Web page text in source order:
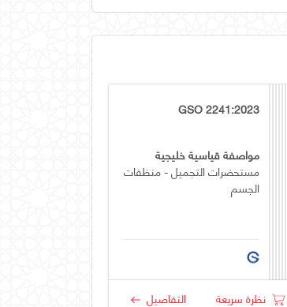
GSO 2241:2023
مواصفة قياسية خليجية
مستحضرات التجميل - منظفات
الجسم
نظرة سريعة التفاصيل